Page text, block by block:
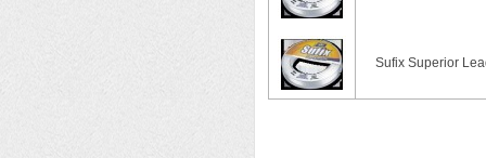
Sufix Superior